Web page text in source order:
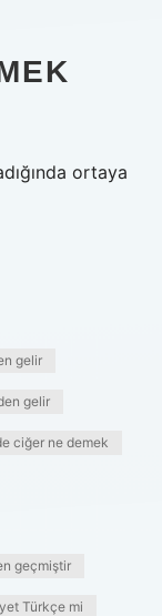
ortaya
gelir
gelir
ciğer ne demek
geçmiştir
Türkçe mi